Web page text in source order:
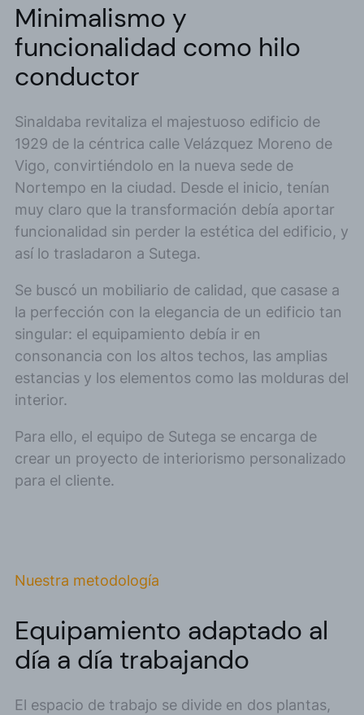
Minimalismo y
funcionalidad como hilo
conductor
Sinaldaba revitaliza el majestuoso edificio de
1929 de la céntrica calle Velázquez Moreno de
Vigo, convirtiéndolo en la nueva sede de
Nortempo en la ciudad. Desde el inicio, tenían
muy claro que la transformación debía aportar
funcionalidad sin perder la estética del edificio, y
así lo trasladaron a Sutega.
Se buscó un mobiliario de calidad, que casase a
la perfección con la elegancia de un edificio tan
singular: el equipamiento debía ir en
consonancia con los altos techos, las amplias
estancias y los elementos como las molduras del
interior.
Para ello, el equipo de Sutega se encarga de
crear un proyecto de interiorismo personalizado
para el cliente.
Nuestra metodología
Equipamiento adaptado al
día a día trabajando
El espacio de trabajo se divide en dos plantas,